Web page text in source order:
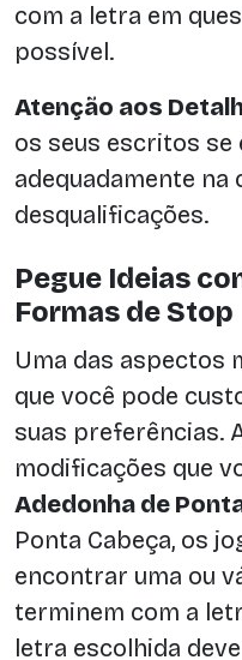
com a letra em
possível.
Atenção aos
os seus escritos se
adequadamente
desqualificações.
Pegue Ideias
Formas de Stop
Uma das aspectos
que você pode
suas preferências.
modificações que
Adedonha de
Ponta Cabeça, os
encontrar uma ou
terminem com a
letra escolhida